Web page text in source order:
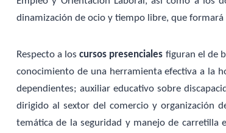
dinamización de ocio y tiempo libre, que
Respecto a loscursos presenciales figuran el de
conocimiento de una herramienta efectiva a la
dependientes; auxiliar educativo sobre
dirigido al sextor del comercio y organización
temática de la seguridad y manejo de carretilla